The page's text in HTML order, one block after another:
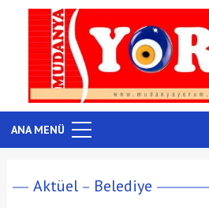
ANA MENÜ
Aktüel Belediye